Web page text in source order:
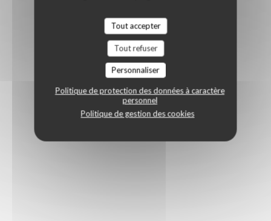
Tout accepter
Tout refuser
Personnaliser
Politique de protection des données à caractère
personnel
Politique de gestion des cookies